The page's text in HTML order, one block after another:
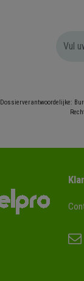
Dossierverantwoordelijke: